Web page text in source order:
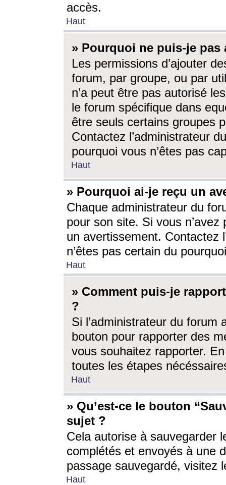
accès.
Haut
» Pourquoi ne puis-je
Les permissions d’ajouter
forum, par groupe, ou par
n’a peut être pas autorisé
le forum spécifique dans
être seuls certains groupes
Contactez l’administrateur
pourquoi vous n’êtes pas
Haut
» Pourquoi ai-je reçu un
Chaque administrateur du
pour son site. Si vous
un avertissement. Contactez
n’êtes pas certain du
Haut
» Comment puis-je
?
Si l’administrateur du forum
bouton pour rapporter des
vous souhaitez rapporter.
toutes les étapes
Haut
» Qu’est-ce le bouton
sujet ?
Cela autorise à sauvegarder
complétés et envoyés à une
passage sauvegardé, visitez
Haut